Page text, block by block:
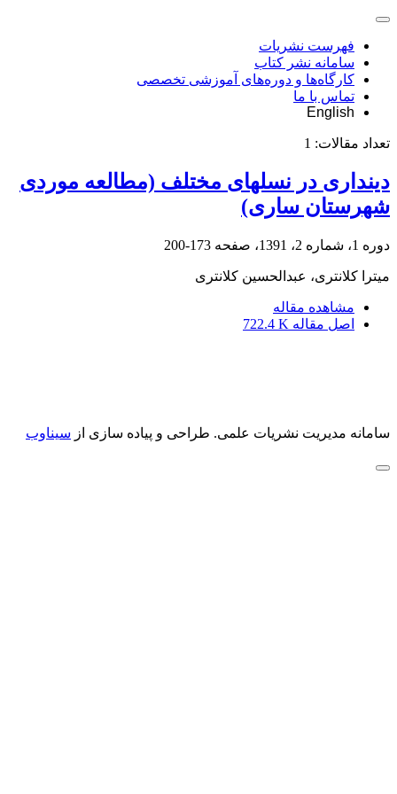
فهرست نشریات
سامانه نشر کتاب
کارگاه‌ها و دوره‌های آموزشی تخصصی
تماس با ما
English
تعداد مقالات: 1
دینداری در نسلهای مختلف (مطالعه موردی
شهرستان ساری)
دوره 1، شماره 2، 1391، صفحه 173-200
میترا کلانتری، عبدالحسین کلانتری
مشاهده مقاله
اصل مقاله 722.4 K
سامانه مدیریت نشریات علمی. طراحی و پیاده سازی از سیناوب